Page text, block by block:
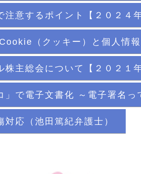
注意するポイント【２０２４
（クッキー）と個人情
株主総会について【２０２１
」で電子文書化 ～電子署名
対応（池田篤紀弁護士）